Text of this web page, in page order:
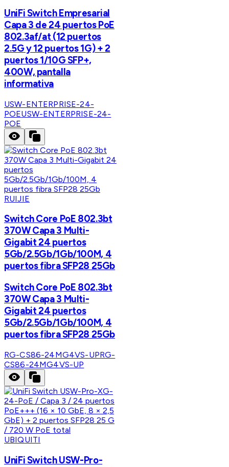
UniFi Switch Empresarial
Capa 3 de 24 puertos PoE
802.3af/at (12 puertos
2.5G y 12 puertos 1G) + 2
puertos 1/10G SFP+,
400W, pantalla
informativa
USW-ENTERPRISE-24-
POEUSW-ENTERPRISE-24-
POE
RUIJIE
Switch Core PoE 802.3bt
370W Capa 3 Multi-
Gigabit 24 puertos
5Gb/2.5Gb/1Gb/100M, 4
puertos fibra SFP28 25Gb
Switch Core PoE 802.3bt
370W Capa 3 Multi-
Gigabit 24 puertos
5Gb/2.5Gb/1Gb/100M, 4
puertos fibra SFP28 25Gb
RG-CS86-24MG4VS-UPRG-
CS86-24MG4VS-UP
UBIQUITI
UniFi Switch USW-Pro-